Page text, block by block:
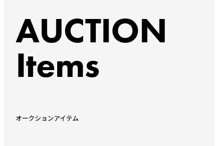
AUCTION
Items
オークションアイテム